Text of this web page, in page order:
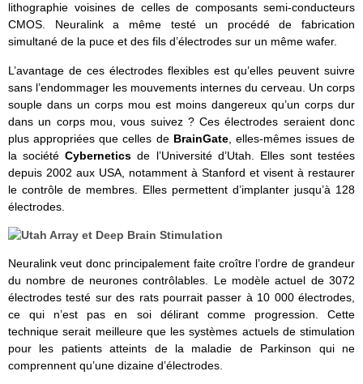
lithographie voisines de celles de composants semi-conducteurs
CMOS. Neuralink a même testé un procédé de fabrication
simultané de la puce et des fils d’électrodes sur un même wafer.
L’avantage de ces électrodes flexibles est qu’elles peuvent suivre
sans l’endommager les mouvements internes du cerveau. Un corps
souple dans un corps mou est moins dangereux qu’un corps dur
dans un corps mou, vous suivez ? Ces électrodes seraient donc
plus appropriées que celles de BrainGate, elles-mêmes issues de
la sociétéCybernetics de l’Université d’Utah. Elles sont testées
depuis 2002 aux USA, notamment à Stanford et visent à restaurer
le contrôle de membres. Elles permettent d’implanter jusqu’à 128
électrodes.
Neuralink veut donc principalement faite croître l’ordre de grandeur
du nombre de neurones contrôlables. Le modèle actuel de 3072
électrodes testé sur des rats pourrait passer à 10 000 électrodes,
ce qui n’est pas en soi délirant comme progression. Cette
technique serait meilleure que les systèmes actuels de stimulation
pour les patients atteints de la maladie de Parkinson qui ne
comprennent qu’une dizaine d’électrodes.